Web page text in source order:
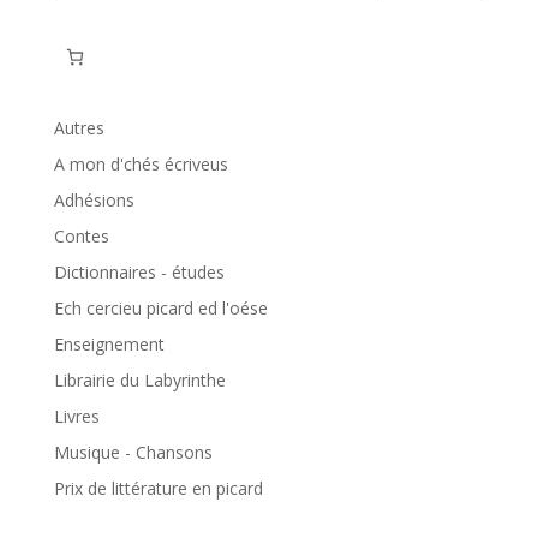
Autres
A mon d'chés écriveus
Adhésions
Contes
Dictionnaires - études
Ech cercieu picard ed l'oése
Enseignement
Librairie du Labyrinthe
Livres
Musique - Chansons
Prix de littérature en picard